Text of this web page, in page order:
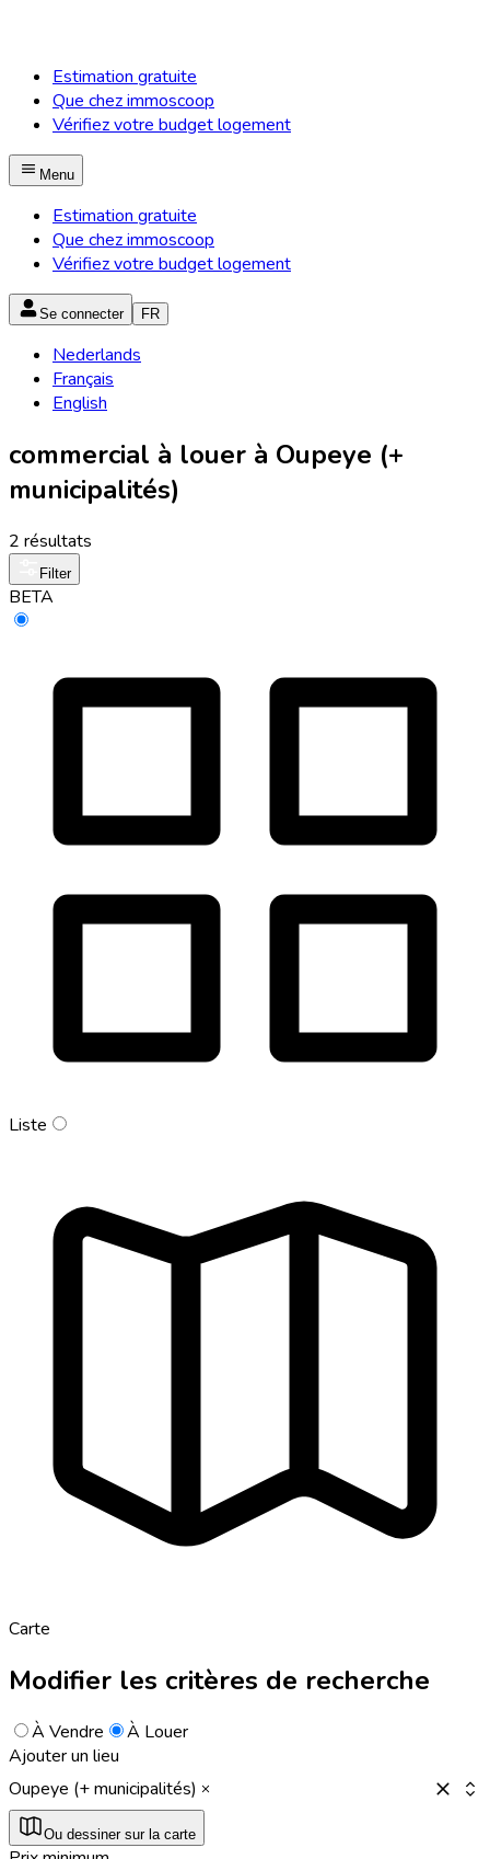
Estimation gratuite
Que chez immoscoop
Vérifiez votre budget logement
Menu
Estimation gratuite
Que chez immoscoop
Vérifiez votre budget logement
Se connecter FR
Nederlands
Français
English
commercial à louer à Oupeye (+
municipalités)
2 résultats
Filter
BETA
Liste
Carte
Modifier les critères de recherche
À Vendre
À Louer
Ajouter un lieu
Oupeye (+ municipalités)
Ou dessiner sur la carte